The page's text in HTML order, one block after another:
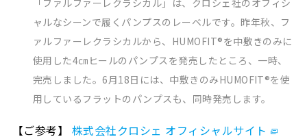
「ファルファーレクラシカル」は、クロシェ社のオフィシ
ャルなシーンで履くパンプスのレーベルです。昨年秋、フ
ァルファーレクラシカルから、HUMOFIT®を中敷きのみに
使用した4㎝ヒールのパンプスを発売したところ、一時、
完売しました。6月18日には、中敷きのみHUMOFIT®を使
用しているフラットのパンプスも、同時発売します。
【ご参考】 株式会社クロシェ オフィシャルサイト